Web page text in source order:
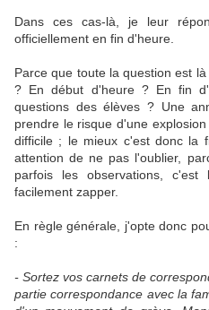
Dans ces cas-là, je leur
officiellement en fin d'heure.
Parce que toute la question est
? En début d'heure ? En fin
questions des élèves ? Une
prendre le risque d'une
difficile ; le mieux c'est donc la
attention de ne pas l'oublier,
parfois les observations,
facilement zapper.
En règle générale, j'opte donc
:
- Sortez vos carnets de
partie correspondance avec la